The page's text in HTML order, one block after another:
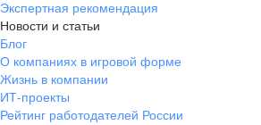
Экспертная рекомендация
Новости и статьи
Блог
О компаниях в игровой форме
Жизнь в компании
ИТ-проекты
Рейтинг работодателей России